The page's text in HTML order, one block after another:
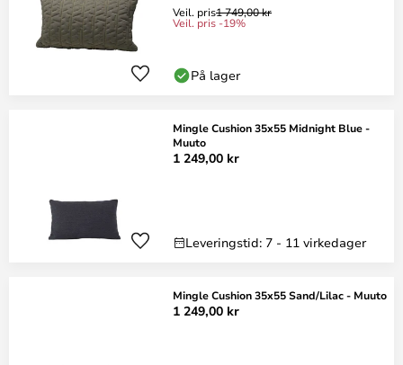
Veil. pris1 749,00 kr
Veil. pris -19%
På lager
Mingle Cushion 35x55 Midnight Blue -
Muuto
1 249,00 kr
Leveringstid: 7 - 11 virkedager
Mingle Cushion 35x55 Sand/Lilac - Muuto
1 249,00 kr